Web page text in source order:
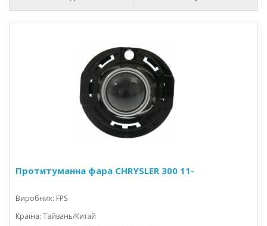
Протитуманна фара CHRYSLER 300 11-
Виробник: FPS
Країна: Тайвань/Китай